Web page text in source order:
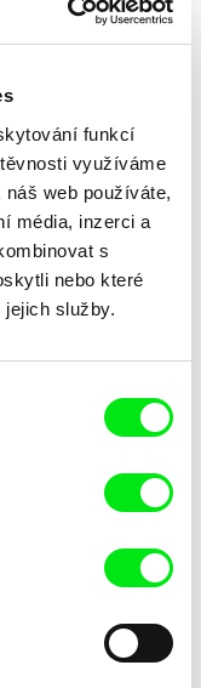
funkcí
využíváme
web používáte,
média, inzerci a
s
nebo které
služby.
Plass Caussade,